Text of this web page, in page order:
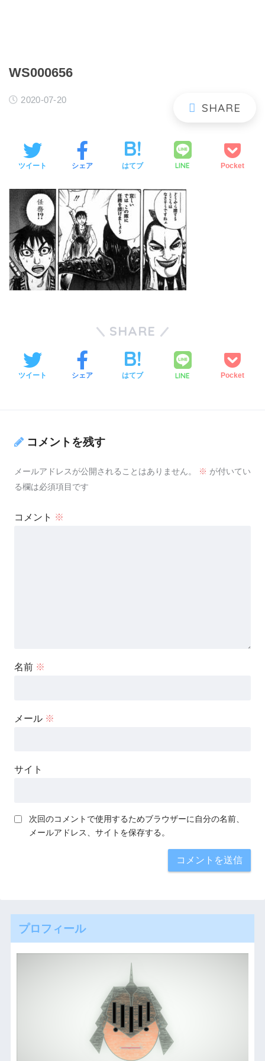
WS000656
2020-07-20
ツイート シェア はてブ LINE Pocket
SHARE
ツイート シェア はてブ LINE Pocket
コメントを残す
メールアドレスが公開されることはありません。 ※ が付いてい
る欄は必須項目です
コメント ※
名前 ※
メール ※
サイト
次回のコメントで使用するためブラウザーに自分の名前、
メールアドレス、サイトを保存する。
プロフィール